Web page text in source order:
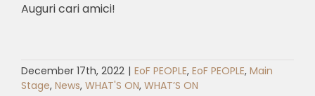
Auguri cari amici!
December 17th, 2022 | EoF PEOPLE, EoF PEOPLE, Main
Stage, News, WHAT'S ON, WHAT’S ON